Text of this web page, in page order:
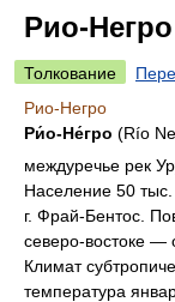
Рио-Негро
Толкование
Рио-Негро
Ри́о-Не́гро (Río
междуречье рек
Население 50
г. Фрай-Бентос.
северо-востоке —
Климат
температура